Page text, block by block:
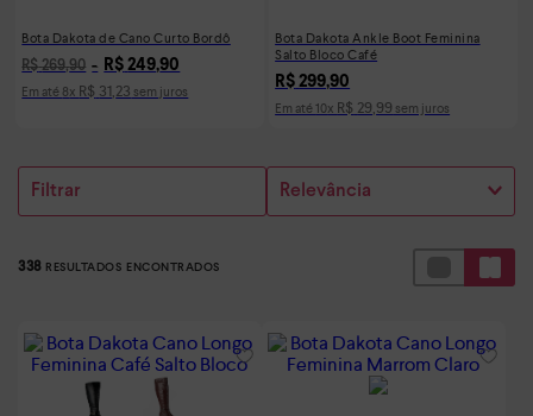
Bota Dakota de Cano Curto Bordô
R$ 269,90 R$ 249,90
Em até 8x R$ 31,23 sem juros
Bota Dakota Ankle Boot Feminina
Salto Bloco Café
R$ 299,90
Em até10x R$ 29,99 sem juros
Filtrar Relevância
338